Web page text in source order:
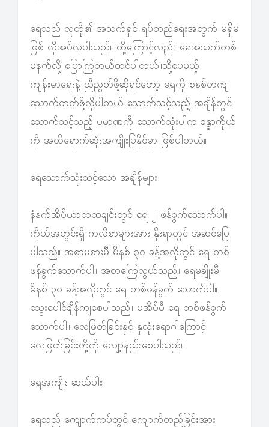
ရေသည် လူတို့၏ အသက်ရှင် ရပ်တည်ရေးအတွက် မရှိမ
ဖြစ် လိုအပ်လှပါသည်။ ထို့ကြောင့်လည်း ရေအသက်တစ်
မနက်လို့ ပြောကြတယ်ထင်ပါတယ်။သို့ပေမယ့်
ကျန်းမာရေးနဲ့ ညီညွတ်ဖို့ဆိုရင်တော့ ရေကို စနစ်တကျ
သောက်တတ်ဖို့လိုပါတယ် သောက်သင့်သည့် အချိန်တွင်
သောက်သင့်သည့် ပမာဏကို သောက်သုံးပါက ခန္ဓာကိုယ်
ကို အထိရောက်ဆုံးအကျိုးပြုနိုင်မှာ ဖြစ်ပါတယ်။
ရေသောက်သုံးသင့်သော အချိန်များ
နံနက်အိပ်ယာထထချင်းတွင် ရေ ၂ ဖန်ခွက်သောက်ပါ။
ကိုယ်အတွင်းရှိ ကလီစာများအား နိုးရာတွင် အဆင်ပြေ
ပါသည်။ အစာမစားမီ မိနစ် ၃၀ ခန့်အလိုတွင် ရေ တစ်
ဖန်ခွက်သောက်ပါ။ အစာကြေလွယ်သည်။ ရေမချိုးမီ
မိနစ် ၃၀ ခန့်အလိုတွင် ရေ တစ်ဖန်ခွက် သောက်ပါ။
သွေးပေါင်ချိန်ကျစေပါသည်။ မအိပ်မီ ရေ တစ်ဖန်ခွက်
သောက်ပါ။ လေဖြတ်ခြင်းနှင့် နှလုံးရောဂါကြောင့်
လေဖြတ်ခြင်းတို့ကို လျော့နည်းစေပါသည်။
ရေအကျိုး ဆယ်ပါး
ရေသည် ကျောက်ကပ်တွင် ကျောက်တည်ခြင်းအား